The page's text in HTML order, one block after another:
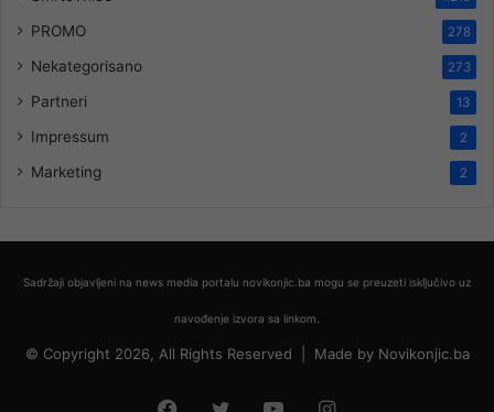
PROMO 278
Nekategorisano 273
Partneri 13
Impressum 2
Marketing 2
Sadržaji objavljeni na news media portalu novikonjic.ba mogu se preuzeti isključivo uz
navođenje izvora sa linkom.
© Copyright 2026, All Rights Reserved | Made by Novikonjic.ba
Facebook
TwitterYouTubeInstagram